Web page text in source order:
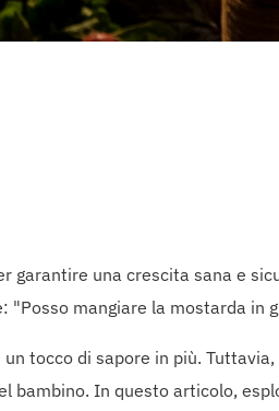
garantire una crescita sana e
"Posso mangiare la mostarda in
tocco di sapore in più.
bambino. In questo articolo,